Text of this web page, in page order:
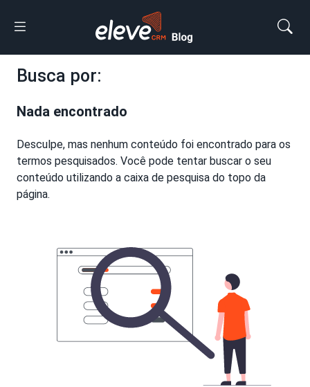
Busca por:
Nada encontrado
Desculpe, mas nenhum conteúdo foi encontrado para os
termos pesquisados. Você pode tentar buscar o seu
conteúdo utilizando a caixa de pesquisa do topo da
página.